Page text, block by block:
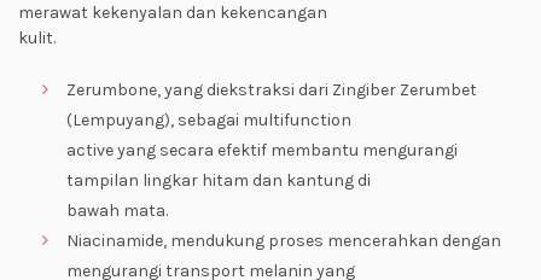
merawat kekenyalan dan kekencangan
kulit.
Zerumbone, yang diekstraksi dari Zingiber Zerumbet
(Lempuyang), sebagai multifunction
active yang secara efektif membantu mengurangi
tampilan lingkar hitam dan kantung di
bawah mata.
Niacinamide, mendukung proses mencerahkan dengan
mengurangi transport melanin yang